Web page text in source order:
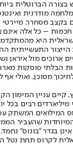
הברוטלית
מודרנית
מסחרר. מיירטי
– כל אלה אינם
היא
הייצור התעשייתית
מול איראן
הבלתי פוסקות
מסוכן, ואולי אף
קיים עניין המימון
רבים בכל
המילואים המשתק
שהעביר
בגדר "בונוס"
לקרוס תחת נטל